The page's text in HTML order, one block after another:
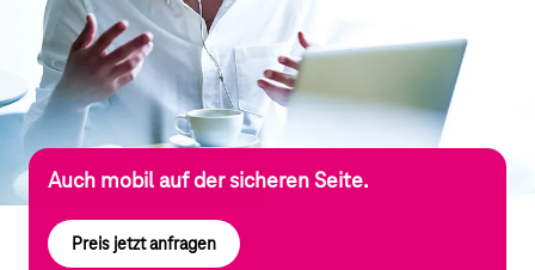
Auch mobil auf der sicheren Seite.
Preis jetzt anfragen